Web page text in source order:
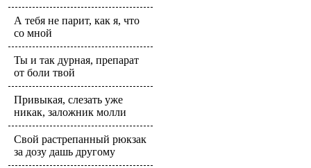
А тебя не парит, как я, что
со мной
Ты и так дурная, препарат
от боли твой
Привыкая, слезать уже
никак, заложник молли
Свой растрепанный рюкзак
за дозу дашь другому